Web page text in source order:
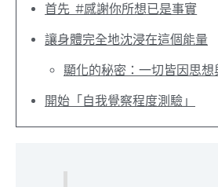
首先 #感謝你所想已是事實
讓身體完全地沈浸在這個能量
顯化的秘密：一切皆因思想
開始「自我覺察程度測驗」